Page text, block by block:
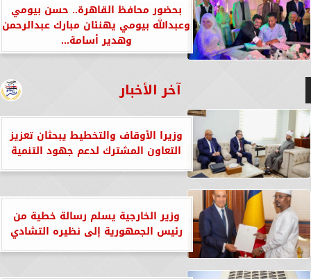
بحضور محافظ القاهرة.. حسن بيومي
وعبدالله بيومي يهنئان مبارك عبدالرحمن
وهدير أسامة...
آخر الأخبار
وزيرا الأوقاف والتخطيط يبحثان تعزيز
التعاون المشترك لدعم جهود التنمية
وزير الخارجية يسلم رسالة خطية من
رئيس الجمهورية إلى نظيره التشادي